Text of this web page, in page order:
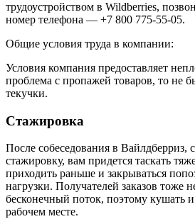
трудоустройством в Wildberries,
номер телефона — +7 800 775-55-05.
Общие условия труда в компании:
Условия компания предоставляет
проблема с пропажей товаров, то не
текучки.
Стажировка
После собеседования в Вайлдберриз,
стажировку, вам придется таскать
приходить раньше и закрываться
нагрузки. Получателей заказов тоже
бесконечный поток, поэтому кушать
рабочем месте.